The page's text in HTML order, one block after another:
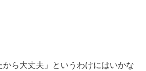
から大丈夫」というわけにはいかな